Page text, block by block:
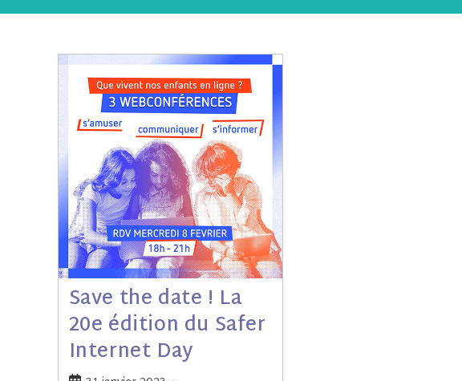
Save the date ! La
20e édition du Safer
Internet Day